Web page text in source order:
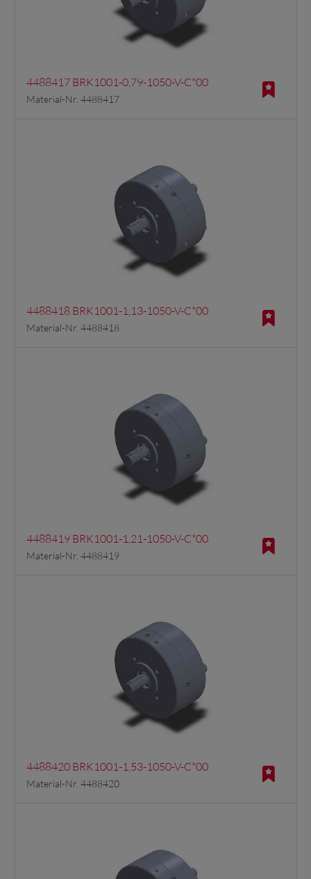
4488417 BRK1001-0,79-1050-V-C*00
Material-Nr. 4488417
4488418 BRK1001-1,13-1050-V-C*00
Material-Nr. 4488418
4488419 BRK1001-1,21-1050-V-C*00
Material-Nr. 4488419
4488420 BRK1001-1,53-1050-V-C*00
Material-Nr. 4488420